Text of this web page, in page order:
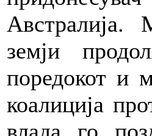
Австралија.
земји
поредокот и
коалиција